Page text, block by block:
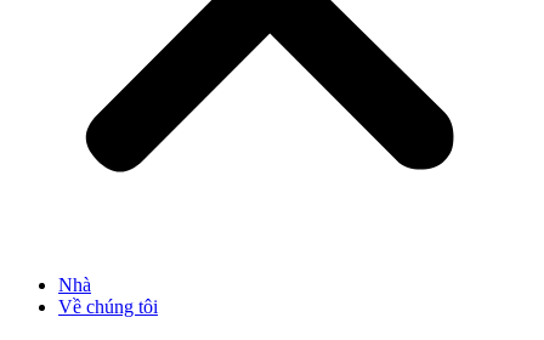
Nhà
Về chúng tôi